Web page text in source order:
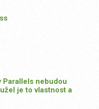
Parallels nebudou
je to vlastnost a